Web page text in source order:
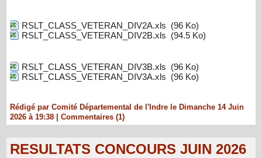
RSLT_CLASS_VETERAN_DIV2A.xls (96 Ko)
RSLT_CLASS_VETERAN_DIV2B.xls (94.5 Ko)
RSLT_CLASS_VETERAN_DIV3B.xls (96 Ko)
RSLT_CLASS_VETERAN_DIV3A.xls (96 Ko)
Rédigé par Comité Départemental de l'Indre le Dimanche 14 Juin
2026 à 19:38
Commentaires (1)
RESULTATS CONCOURS JUIN 2026